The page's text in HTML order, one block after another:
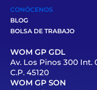
CONÓCENOS
BLOG
BOLSA DE TRABAJO
WOM GP GDL
Av. Los Pinos 300 Int.
C.P. 45120
WOM GP SON